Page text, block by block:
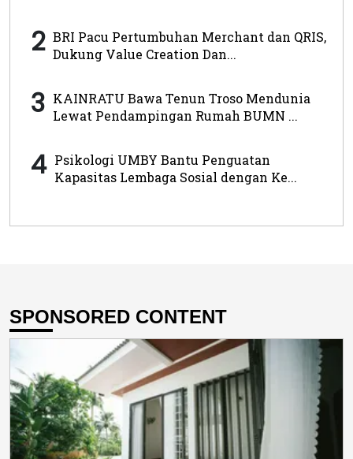
2 BRI Pacu Pertumbuhan Merchant dan QRIS,
Dukung Value Creation Dan...
3 KAINRATU Bawa Tenun Troso Mendunia
Lewat Pendampingan Rumah BUMN ...
4 Psikologi UMBY Bantu Penguatan
Kapasitas Lembaga Sosial dengan Ke...
SPONSORED CONTENT